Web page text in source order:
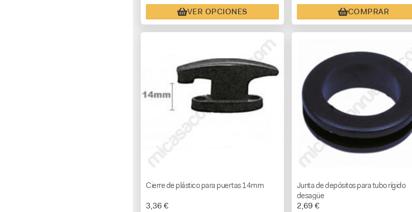
VER OPCIONES COMPRAR
Cierre de plástico para puertas 14mm
3,36 €
Junta de depósitos para tubo rígido
desagüe
2,69 €